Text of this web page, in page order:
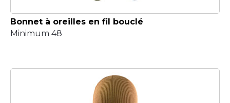
Bonnet à oreilles en fil bouclé
Minimum 48